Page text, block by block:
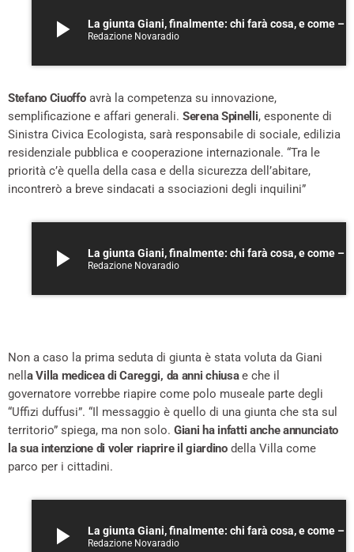
play_arrow Redazione Novaradio
Stefano Ciuoffoavrà la competenza su innovazione,
semplificazione e affari generali. Serena Spinelli, esponente di
Sinistra Civica Ecologista, sarà responsabile di sociale, edilizia
residenziale pubblica e cooperazione internazionale. “Tra le
priorità c’è quella della casa e della sicurezza dell’abitare,
incontrerò a breve sindacati a ssociazioni degli inquilini”
play_arrow Redazione Novaradio
Non a caso la prima seduta di giunta è stata voluta da Giani
nell a Villa medicea di Careggi, da anni chiusae che il
governatore vorrebbe riapire come polo museale parte degli
“Uffizi duffusi”. “Il messaggio è quello di una giunta che sta sul
territorio” spiega, ma non solo. Giani ha infatti anche annunciato
la sua intenzione di voler riaprire il giardinodella Villa come
parco per i cittadini.
play_arrow Redazione Novaradio